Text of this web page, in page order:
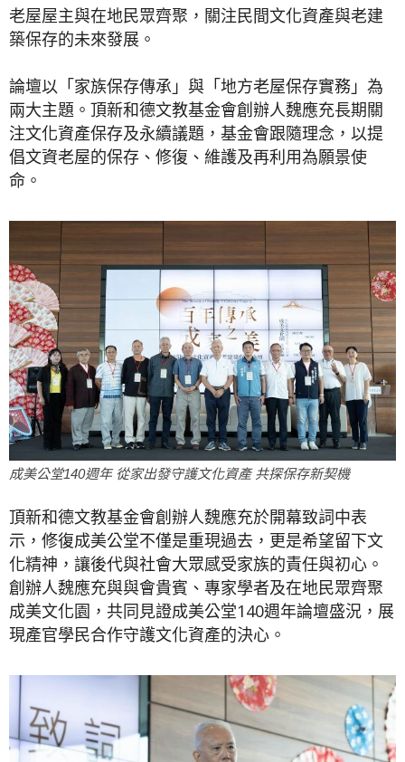
老屋屋主與在地民眾齊聚，關注民間文化資產與老建
築保存的未來發展。
論壇以「家族保存傳承」與「地方老屋保存實務」為
兩大主題。頂新和德文教基金會創辦人魏應充長期關
注文化資產保存及永續議題，基金會跟隨理念，以提
倡文資老屋的保存、修復、維護及再利用為願景使
命。
成美公堂140週年 從家出發守護文化資產 共探保存新契機
頂新和德文教基金會創辦人魏應充於開幕致詞中表
示，修復成美公堂不僅是重現過去，更是希望留下文
化精神，讓後代與社會大眾感受家族的責任與初心。
創辦人魏應充與與會貴賓、專家學者及在地民眾齊聚
成美文化園，共同見證成美公堂140週年論壇盛況，展
現產官學民合作守護文化資產的決心。